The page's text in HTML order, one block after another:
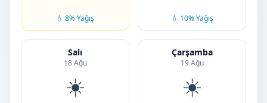
💧 8% Yağış 💧 10% Yağış
Salı
18 Ağu
☀️
Çarşamba
19 Ağu
☀️